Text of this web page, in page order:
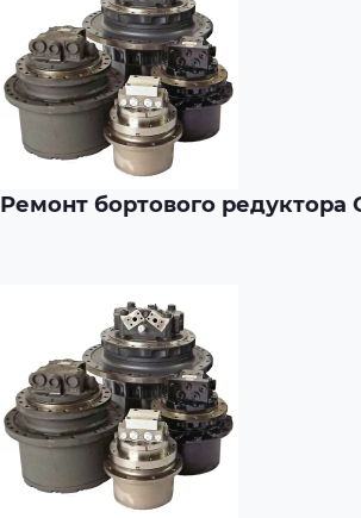
Ремонт бортового редуктора